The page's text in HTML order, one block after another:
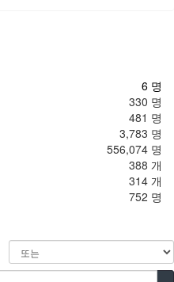
6 명
330 명
481 명
3,783 명
556,074 명
388 개
314 개
752 명